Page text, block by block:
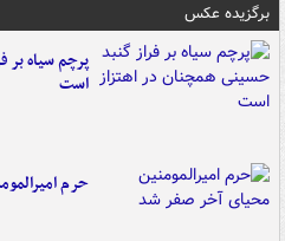
برگزیده عکس
پرچم سیاه بر
است
حرم